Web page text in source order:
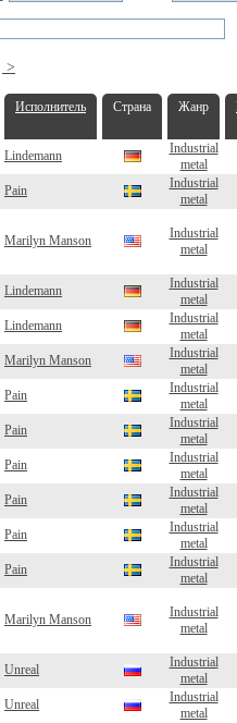
>
Исполнитель Страна Жанр
Lindemann
Industrial
metal
Pain
Industrial
metal
Marilyn Manson
Industrial
metal
Lindemann
Industrial
metal
Lindemann
Industrial
metal
Marilyn Manson
Industrial
metal
Pain
Industrial
metal
Pain
Industrial
metal
Pain
Industrial
metal
Pain
Industrial
metal
Pain
Industrial
metal
Pain
Industrial
metal
Marilyn Manson
Industrial
metal
Unreal
Industrial
metal
Unreal
Industrial
metal